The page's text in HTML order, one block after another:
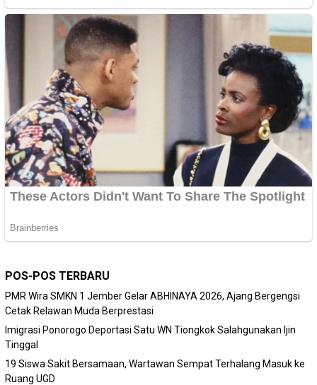
POS-POS TERBARU
PMR Wira SMKN 1 Jember Gelar ABHINAYA 2026, Ajang Bergengsi
Cetak Relawan Muda Berprestasi
Imigrasi Ponorogo Deportasi Satu WN Tiongkok Salahgunakan Ijin
Tinggal
19 Siswa Sakit Bersamaan, Wartawan Sempat Terhalang Masuk ke
Ruang UGD